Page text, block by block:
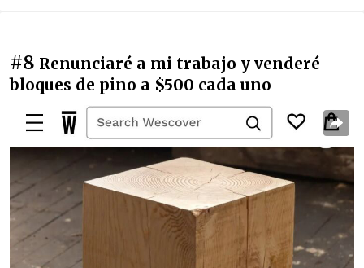
#8 Renunciaré a mi trabajo y venderé
bloques de pino a $500 cada uno